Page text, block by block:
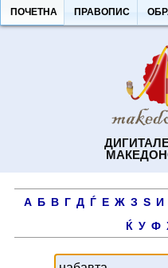
ПОЧЕТНА ПРАВОПИС
А Б В Г Д Ѓ Е Ж З Ѕ И
Ќ У Ф